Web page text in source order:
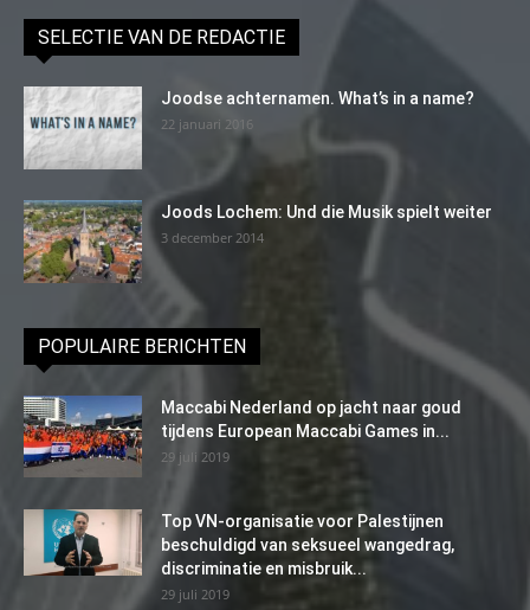
SELECTIE VAN DE REDACTIE
Joodse achternamen. What’s in a name?
22 januari 2016
Joods Lochem: Und die Musik spielt weiter
3 december 2014
POPULAIRE BERICHTEN
Maccabi Nederland op jacht naar goud
tijdens European Maccabi Games in...
29 juli 2019
Top VN-organisatie voor Palestijnen
beschuldigd van seksueel wangedrag,
discriminatie en misbruik...
29 juli 2019